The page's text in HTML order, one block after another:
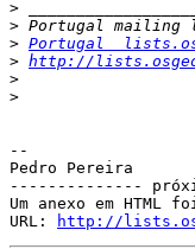
>
>
> Portugal
> http://
>
>
--
Pedro Pereira
--------------
Um anexo em HTML
URL:
http://